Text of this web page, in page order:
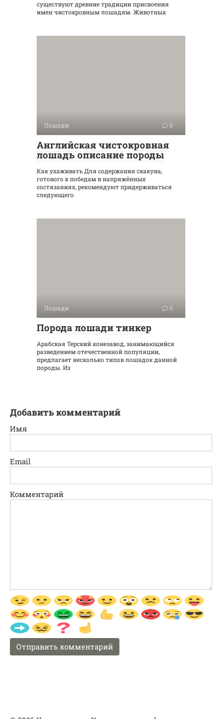
существуют древние традиции присвоения
имен чистокровным лошадям. Животных
Лошади 0
Английская чистокровная
лошадь описание породы
Как ухаживать Для содержания скакуна,
готового к победам в напряжённых
состязаниях, рекомендуют придерживаться
следующего
Лошади 0
Порода лошади тинкер
Арабская Терский конезавод, занимающийся
разведением отечественной популяции,
предлагает несколько типов лошадок данной
породы. Из
Добавить комментарий
Имя
Email
Комментарий